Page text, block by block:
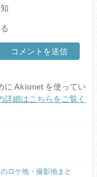
に Akismet を使ってい
細はこちらをご覧く
ロケ地・撮影地まと